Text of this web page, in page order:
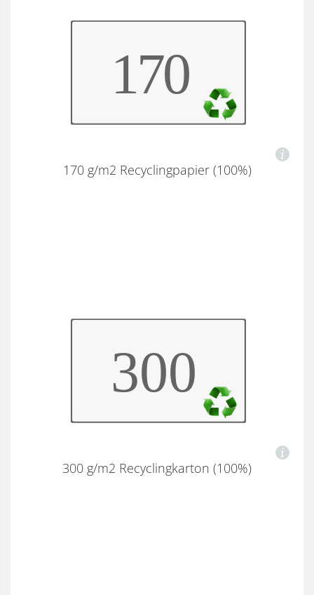
170 g/m2 Recyclingpapier (100%)
300 g/m2 Recyclingkarton (100%)